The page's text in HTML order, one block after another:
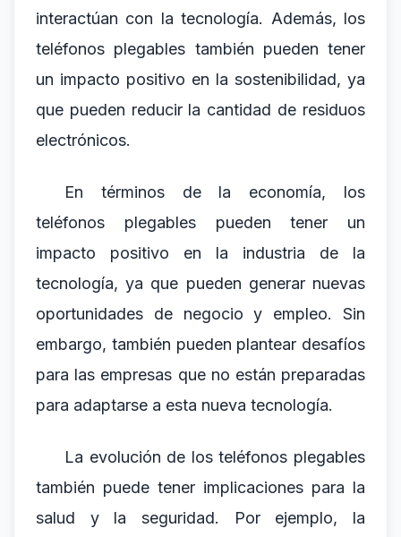
interactúan con la tecnología. Además, los
teléfonos plegables también pueden tener
un impacto positivo en la sostenibilidad, ya
que pueden reducir la cantidad de residuos
electrónicos.
En términos de la economía, los
teléfonos plegables pueden tener un
impacto positivo en la industria de la
tecnología, ya que pueden generar nuevas
oportunidades de negocio y empleo. Sin
embargo, también pueden plantear desafíos
para las empresas que no están preparadas
para adaptarse a esta nueva tecnología.
La evolución de los teléfonos plegables
también puede tener implicaciones para la
salud y la seguridad. Por ejemplo, la